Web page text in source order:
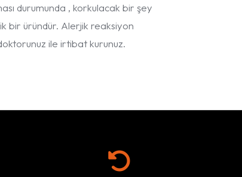
durumunda , korkulacak bir şey
bir üründür. Alerjik reaksiyon
ile irtibat kurunuz.